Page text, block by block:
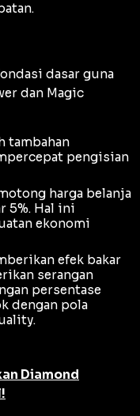
dasar guna
dan Magic
tambahan
pengisian
harga belanja
5%. Hal ini
ekonomi
efek bakar
serangan
persentase
dengan pola
.
Diamond